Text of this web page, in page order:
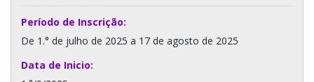
Período de Inscrição:
De 1.° de julho de 2025 a 17 de agosto de 2025
Data de Inicio: